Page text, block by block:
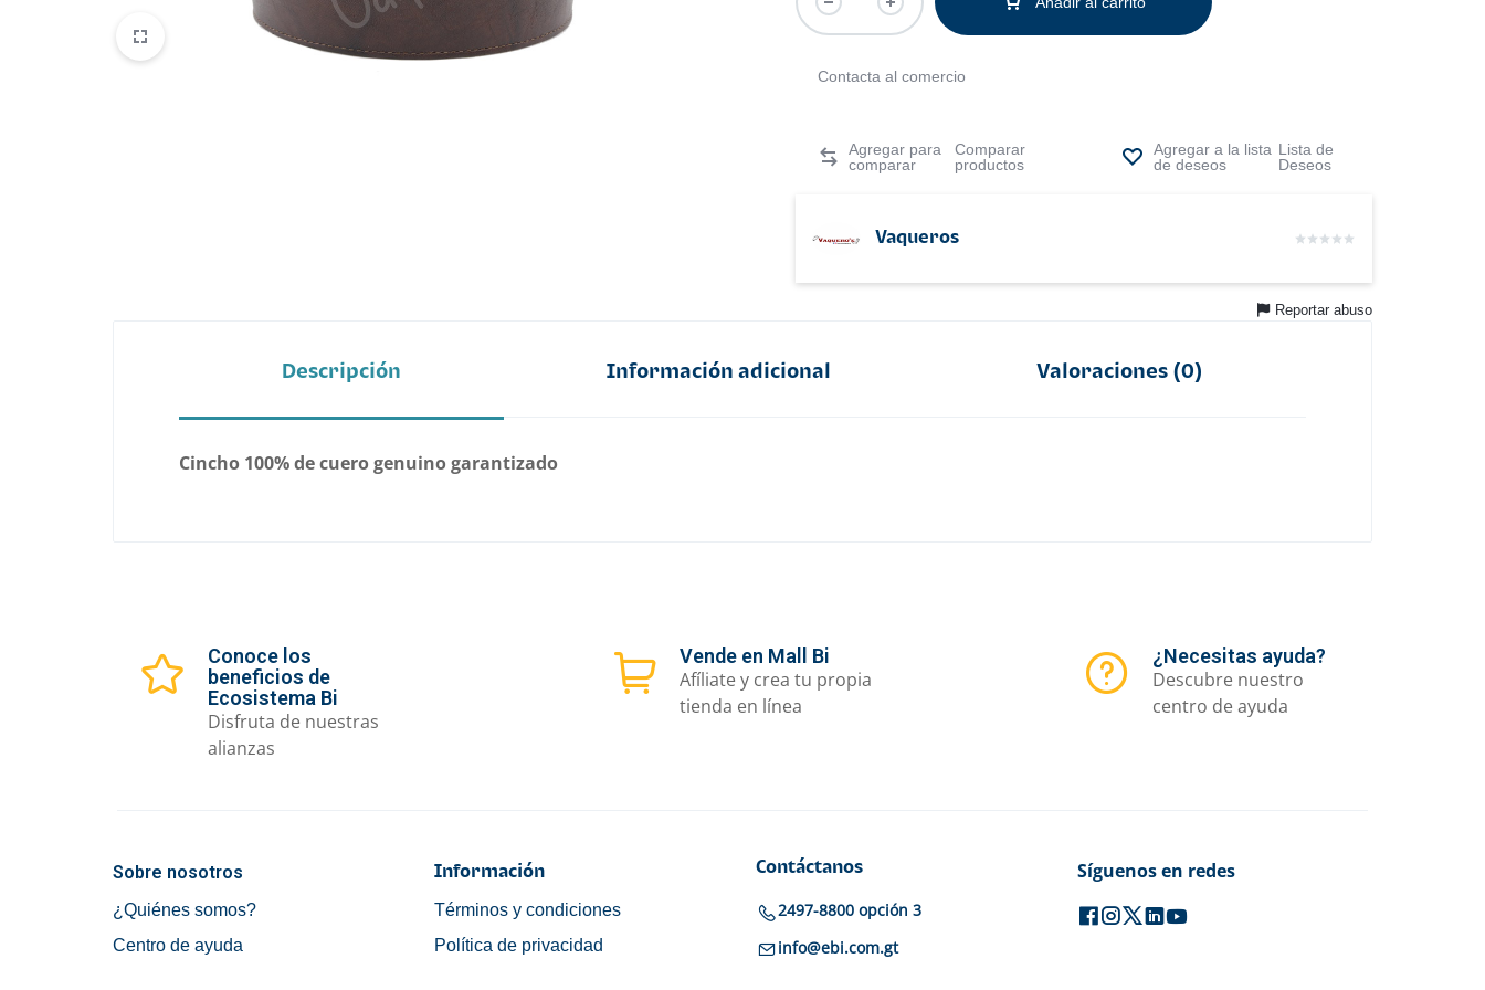
Contacta al comercio
Comparar
productos
Lista de
Deseos
Vaqueros
Reportar abuso
Descripción Información adicional Valoraciones (0)
Cincho 100% de cuero genuino garantizado
Conoce los
beneficios de
Ecosistema Bi
Disfruta de nuestras
alianzas
Vende en Mall Bi
Afíliate y crea tu propia
tienda en línea
¿Necesitas ayuda?
Descubre nuestro
centro de ayuda
Sobre nosotros
¿Quiénes somos?
Centro de ayuda
Información
Términos y condiciones
Política de privacidad
Contáctanos
2497-8800 opción 3
info@ebi.com.gt
Síguenos en redes